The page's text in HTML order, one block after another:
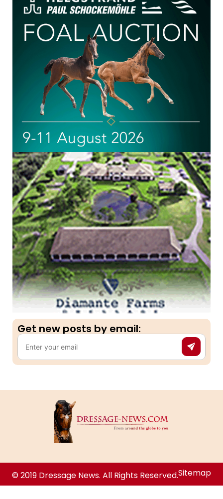
Get new posts by email:​
© 2019 Dressage News. All Rights Reserved.Sitemap